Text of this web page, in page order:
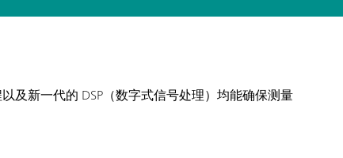
及新一代的 DSP（数字式信号处理）均能确保测量